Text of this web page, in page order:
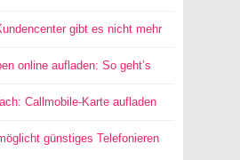
gibt es nicht mehr
online aufladen: So geht’s
Callmobile-Karte aufladen
günstiges Telefonieren